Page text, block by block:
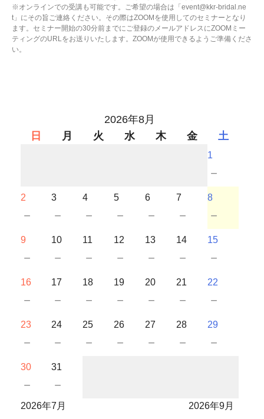
※オンラインでの受講も可能です。ご希望の場合は「event@kkr-bridal.ne
t」にその旨ご連絡ください。その際はZOOMを使用してのセミナーとなり
ます。セミナー開始の30分前までにご登録のメールアドレスにZOOMミー
ティングのURLをお送りいたします。ZOOMが使用できるようご準備くださ
い。
2026年8月
日
月 火 水 木 金 土
1
－
2
－
3
－
4
－
5
－
6
－
7
－
8
－
9
－
10
－
11
－
12
－
13
－
14
－
15
－
16
－
17
－
18
－
19
－
20
－
21
－
22
－
23
－
24
－
25
－
26
－
27
－
28
－
29
－
30
－
31
－
2026年7月 2026年9月